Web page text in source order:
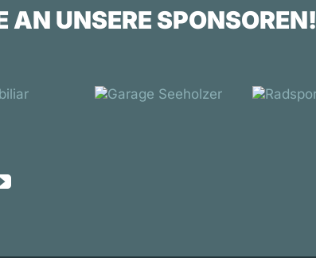
AN UNSERE SPONSOREN!